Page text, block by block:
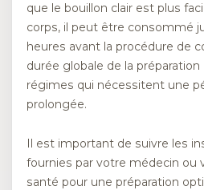
que le bouillon clair est plus
corps, il peut être consommé
heures avant la procédure de
durée globale de la préparation
régimes qui nécessitent une
prolongée.
Il est important de suivre les
fournies par votre médecin ou
santé pour une préparation